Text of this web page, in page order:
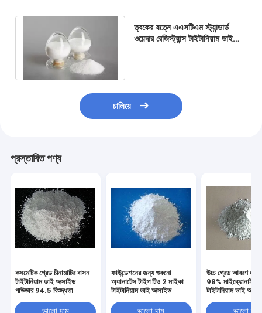
ত্বকের যত্নে এএসটিএম স্ট্যান্ডার্ড
ওয়েদার রেজিস্ট্যান্স টাইটানিয়াম ডাই
চালিয়ে
প্রস্তাবিত পণ্য
কসমেটিক গ্রেড চীনামাটির বাসন
টাইটানিয়াম ডাই অক্সাইড
পাউডার 94.5 বিশুদ্ধতা
ফাউন্ডেশনের জন্য শুকনো
অ্যানাটেস টাইপ টিও 2 মাইকা
টাইটানিয়াম ডাই অক্সাইড
উচ্চ গ্রেড আবরণ জন্য
98% মাইক্রোনাইজড
টাইটানিয়াম ডাই